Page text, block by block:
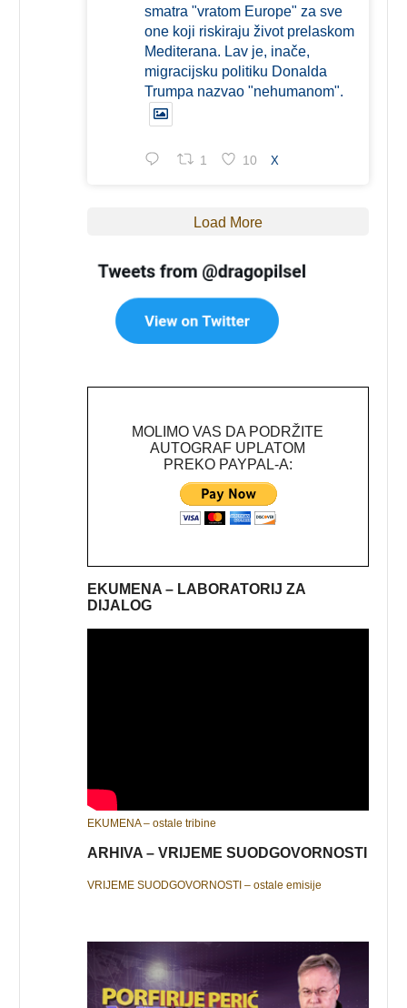
smatra "vratom Europe" za sve
one koji riskiraju život prelaskom
Mediterana. Lav je, inače,
migracijsku politiku Donalda
Trumpa nazvao "nehumanom".
1 10 X
Load More
MOLIMO VAS DA PODRŽITE
AUTOGRAF UPLATOM
PREKO PAYPAL-A:
EKUMENA – LABORATORIJ ZA
DIJALOG
EKUMENA – ostale tribine
ARHIVA – VRIJEME SUODGOVORNOSTI
VRIJEME SUODGOVORNOSTI – ostale emisije